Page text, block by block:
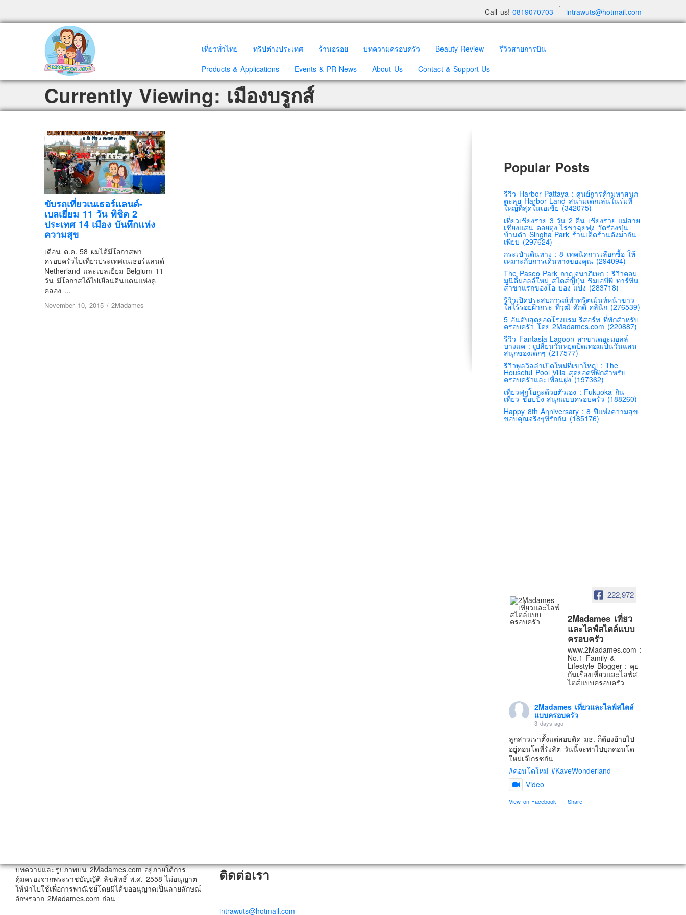
intrawuts@hotmail.com
Call us! 0819070703
เที่ยวทั่วไทย ทริปต่างประเทศ ร้านอร่อย บทความครอบครัว Beauty Review
รีวิวสายการบิน
Products & Applications
Events & PR News About Us Contact & Support Us
Currently Viewing: เมืองบรูกส์
ขับรถเที่ยวเนเธอร์แลนด์-
เบลเยี่ยม 11 วัน พิชิต 2
ประเทศ 14 เมือง บันทึกแห่ง
ความสุข
เดือน ต.ค. 58 ผมได้มีโอกาสพา
ครอบครัวไปเที่ยวประเทศเนเธอร์แลนด์
Netherland และเบลเยี่ยม Belgium 11
วัน มีโอกาสได้ไปเยือนดินแดนแห่งคู
คลอง ...
November 10, 2015 / 2Madames
Popular Posts
รีวิว Harbor Pattaya : ศูนย์การค้ามหาสนุก
ตะลุย Harbor Land สนามเด็กเล่นในร่มที่
ใหญ่ที่สุดในเอเชีย (342075)
เที่ยวเชียงราย 3 วัน 2 คืน เชียงราย แม่สาย
เชียงแสน ดอยตุง ไร่ชาฉุยฟง วัดร่องขุ่น
บ้านดำ Singha Park ร้านเด็ดร้านดังมากัน
เพียบ (297624)
กระเป๋าเดินทาง : 8 เทคนิคการเลือกซื้อ ให้
เหมาะกับการเดินทางของคุณ (294094)
The Paseo Park กาญจนาภิเษก : รีวิวคอม
มูนิตี้มอลล์ใหม่ สไตส์ญี่ปุ่น ชิมเอบีพี ทาร์ทีน
สาขาแรกของโอ บอง แปง (283718)
รีวิวเปิดประสบการณ์ทำทรีตเม้นท์หน้าขาว
ใสไร้รอยฝ้ากระ ที่วุฒิ-ศักดิ์ คลินิก (276539)
5 อันดับสุดยอดโรงแรม รีสอร์ท ที่พักสำหรับ
ครอบครัว โดย 2Madames.com (220887)
รีวิว Fantasia Lagoon สาขาเดอะมอลล์
บางแค : เปลี่ยนวันหยุดปิดเทอมเป็นวันแสน
สนุกของเด็กๆ (217577)
รีวิวพูลวิลล่าเปิดใหม่ที่เขาใหญ่ : The
Houseful Pool Villa สุดยอดที่พักสำหรับ
ครอบครัวและเพื่อนฝูง (197362)
เที่ยวฟุกุโอกะด้วยตัวเอง : Fukuoka กิน
เที่ยว ช้อปปิ้ง สนุกแบบครอบครัว (188260)
Happy 8th Anniversary : 8 ปีแห่งความสุข
ขอบคุณจริงๆที่รักกัน (185176)
222,972
2Madames เที่ยว
และไลฟ์สไตล์แบบ
ครอบครัว
www.2Madames.com :
No.1 Family &
Lifestyle Blogger : คุย
กันเรื่องเที่ยวและไลฟ์ส
ไตส์แบบครอบครัว
2Madames เที่ยวและไลฟ์สไตล์
แบบครอบครัว
3 days ago
ลูกสาวเราตั้งแต่สอบติด มธ. ก็ต้องย้ายไป
อยู่คอนโดที่รังสิต วันนี้จะพาไปบุกคอนโด
ใหม่เจ๊เกรซกัน
#คอนโดใหม่ #KaveWonderland
Video
View on Facebook · Share
ดิสนี่ย์แลนด์ไม่ปิดไม่กลับ
บทความและรูปภาพบน 2Madames.com อยู่ภายใต้การ
คุ้มครองจากพระราชบัญญัติ ลิขสิทธิ์ พ.ศ. 2558 ไม่อนุญาต
ให้นำไปใช้เพื่อการพาณิชย์โดยมิได้ขออนุญาตเป็นลายลักษณ์
อักษรจาก 2Madames.com ก่อน
ติดต่อเรา
intrawuts@hotmail.com